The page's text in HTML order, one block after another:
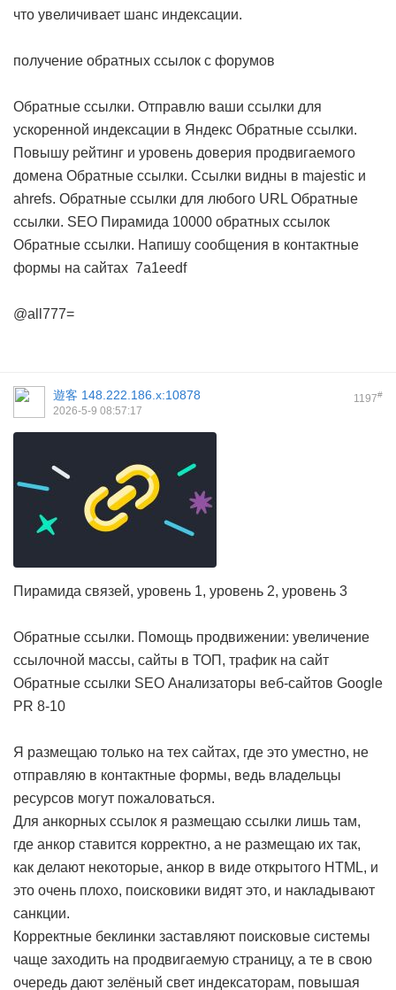
что увеличивает шанс индексации.
получение обратных ссылок с форумов
Обратные ссылки. Отправлю ваши ссылки для
ускоренной индексации в Яндекс Обратные ссылки.
Повышу рейтинг и уровень доверия продвигаемого
домена Обратные ссылки. Cсылки видны в majestic и
ahrefs. Обратные ссылки для любого URL Обратные
ссылки. SEO Пирамида 10000 обратных ссылок
Обратные ссылки. Напишу сообщения в контактные
формы на сайтах 7a1eedf
@all777=
1197#
遊客 148.222.186.x:10878
2026-5-9 08:57:17
Пирамида связей, уровень 1, уровень 2, уровень 3
Обратные ссылки. Помощь продвижении: увеличение
ссылочной массы, сайты в ТОП, трафик на сайт
Обратные ссылки SEO Анализаторы веб-сайтов Google
PR 8-10
Я размещаю только на тех сайтах, где это уместно, не
отправляю в контактные формы, ведь владельцы
ресурсов могут пожаловаться.
Для анкорных ссылок я размещаю ссылки лишь там,
где анкор ставится корректно, а не размещаю их так,
как делают некоторые, анкор в виде открытого HTML, и
это очень плохо, поисковики видят это, и накладывают
санкции.
Корректные беклинки заставляют поисковые системы
чаще заходить на продвигаемую страницу, а те в свою
очередь дают зелёный свет индексаторам, повышая